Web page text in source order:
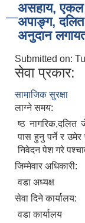
असहाय, एकल
अपाङ्ग, दलित
अनुदान लगायत
Submitted on:
सेवा प्रकार:
सामाजिक सुरक्षा
लाग्ने समय:
ष्ठ नागरिक,दलित
पास हुनु पर्ने र
निवेदन पेश गरे
जिम्मेवार अधिकारी:
वडा अध्यक्ष
सेवा दिने कार्यालय:
वडा कार्यालय